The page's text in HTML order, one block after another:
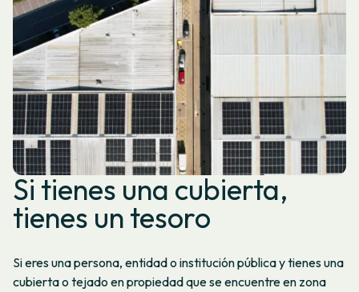
Si tienes una cubierta,
tienes un tesoro
Si eres una persona, entidad o institución pública y tienes una
cubierta o tejado en propiedad que se encuentre en zona